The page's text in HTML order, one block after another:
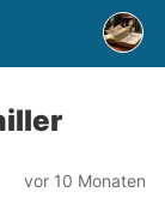
vor 10 Monaten